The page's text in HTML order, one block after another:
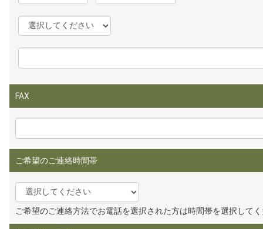
FAX
ご希望のご連絡時間帯
ご希望のご連絡方法でお電話を選択された方は時間帯を選択して